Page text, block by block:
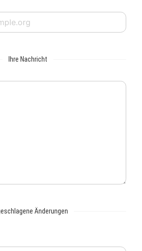
Ihre Nachricht
Änderungen